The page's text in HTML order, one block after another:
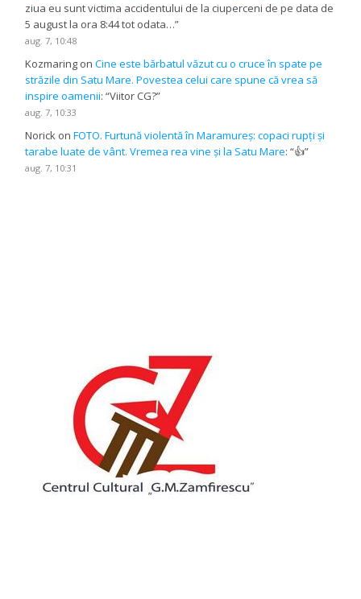
ziua eu sunt victima accidentului de la ciuperceni de pe data de
5 august la ora 8:44 tot odata…”
aug. 7, 10:48
Kozmaring onCine este bărbatul văzut cu o cruce în spate pe
străzile din Satu Mare. Povestea celui care spune că vrea să
inspire oamenii: “Viitor CG?”
aug. 7, 10:33
Norick onFOTO. Furtună violentă în Maramureș: copaci rupți și
tarabe luate de vânt. Vremea rea vine și la Satu Mare: “👍”
aug. 7, 10:31